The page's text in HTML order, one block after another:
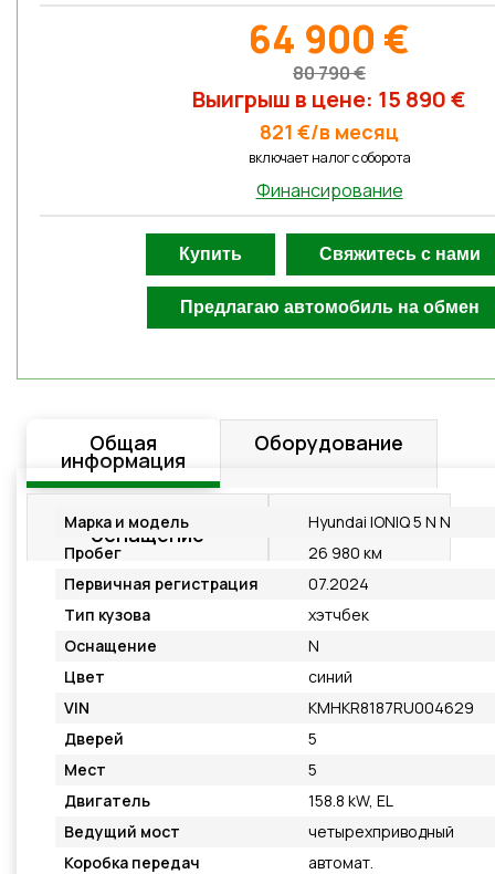
64 900 €
80 790 €
Выигрыш в цене: 15 890 €
821 €/в месяц
включает налог с оборотa
Финансирование
Общая
информация
Оборудование
Дополнительное
оснащение
Подробнее
Марка и модель
Hyundai IONIQ 5 N N
Пробег
26 980 км
Первичная регистрация
07.2024
Тип кузова
хэтчбек
Оснащение
N
Цвет
синий
VIN
KMHKR8187RU004629
Дверей
5
Мест
5
Двигатель
158.8 kW, EL
Ведущий мост
четырехприводный
Коробка передач
автомат.